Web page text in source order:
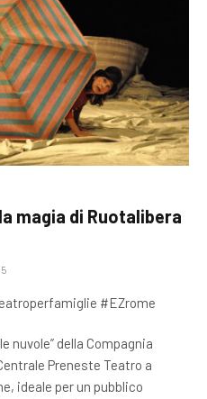
magia di Ruotalibera
#EZrome
nuvole” della Compagnia
Preneste Teatro a
ideale per un pubblico